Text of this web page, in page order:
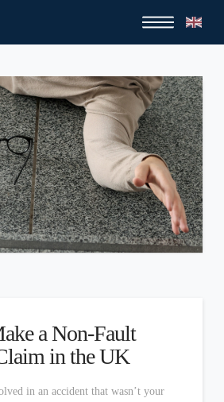
a Non-Fault
in the UK
in an accident that wasn’t your